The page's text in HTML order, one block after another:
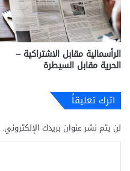
الرأسمالية مقابل الاشتراكية –
الحرية مقابل السيطرة
اترك تعليقاً
لن يتم نشر عنوان بريدك الإلكتروني.